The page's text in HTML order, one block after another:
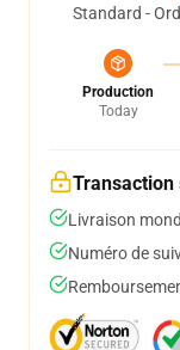
Standard -
Production
Today
Transaction
Livraison
Numéro de